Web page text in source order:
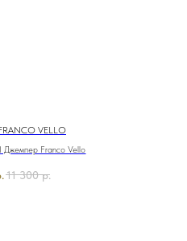
VELLO
Джемпер Franco Vello
11 300 р.